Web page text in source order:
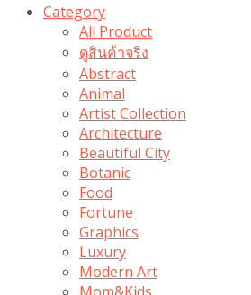
Category
All Product
ดูสินค้าจริง
Abstract
Animal
Artist Collection
Architecture
Beautiful City
Botanic
Food
Fortune
Graphics
Luxury
Modern Art
Mom&Kids